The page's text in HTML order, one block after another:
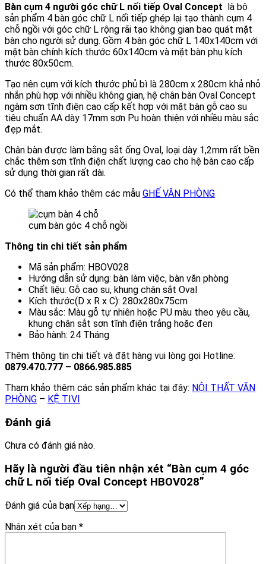
Bàn cụm 4 người góc chữ L nối tiếp Oval Concept là bộ
sản phẩm 4 bàn góc chữ L nối tiếp ghép lại tạo thành cụm 4
chỗ ngồi với góc chữ L rộng rãi tạo không gian bao quát mặt
bàn cho người sử dụng. Gồm 4 bàn góc chữ L 140x140cm với
mặt bàn chính kích thước 60x140cm và mặt bàn phụ kích
thước 80x50cm.
Tạo nên cụm với kích thước phủ bì là 280cm x 280cm khả nhỏ
nhắn phù hợp với nhiều không gian, hệ chân bàn Oval Concept
ngàm sơn tĩnh điện cao cấp kết hợp với mặt bàn gỗ cao su
tiêu chuẩn AA dày 17mm sơn Pu hoàn thiện với nhiều màu sắc
đẹp mắt.
Chân bàn được làm bằng sắt ống Oval, loại dày 1,2mm rất bền
chắc thêm sơn tĩnh điện chất lượng cao cho hệ bàn cao cấp
sử dụng thời gian rất dài.
Có thể tham khảo thêm các mẫu GHẾ VĂN PHÒNG
cụm bàn góc 4 chỗ ngồi
Thông tin chi tiết sản phẩm
Mã sản phẩm: HBOV028
Hướng dẫn sử dụng: bàn làm việc, bàn văn phòng
Chất liệu: Gỗ cao su, khung chân sắt Oval
Kích thước(D x R x C): 280x280x75cm
Màu sắc: Màu gỗ tự nhiên hoặc PU màu theo yêu cầu,
khung chân sắt sơn tĩnh điện trắng hoặc đen
Bảo hành: 24 Tháng
Thêm thông tin chi tiết và đặt hàng vui lòng gọi Hotline:
0879.470.777 – 0866.985.885
Tham khảo thêm các sản phẩm khác tại đây: NỘI THẤT VĂN
PHÒNG – KỆ TIVI
Đánh giá
Chưa có đánh giá nào.
Hãy là người đầu tiên nhận xét “Bàn cụm 4 góc
chữ L nối tiếp Oval Concept HBOV028”
Đánh giá của bạn
Nhận xét của bạn *